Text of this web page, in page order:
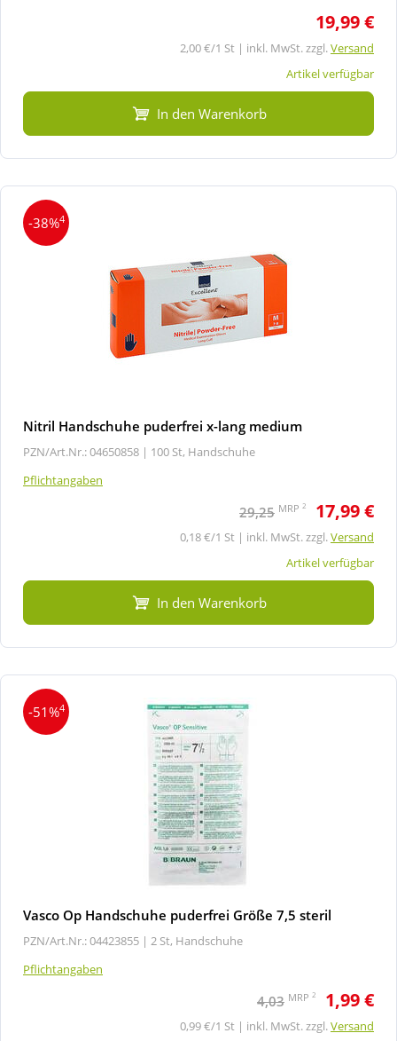
19,99 €
2,00 €/1 St | inkl. MwSt. zzgl.Versand
Artikel verfügbar
In den Warenkorb
-38%4
Nitril Handschuhe puderfrei x-lang medium
PZN/Art.Nr.: 04650858 | 100 St, Handschuhe
Pflichtangaben
29,25 MRP 2 17,99 €
0,18 €/1 St | inkl. MwSt. zzgl.Versand
Artikel verfügbar
In den Warenkorb
-51%4
Vasco Op Handschuhe puderfrei Größe 7,5 steril
PZN/Art.Nr.: 04423855 | 2 St, Handschuhe
Pflichtangaben
4,03 MRP 2 1,99 €
0,99 €/1 St | inkl. MwSt. zzgl.Versand